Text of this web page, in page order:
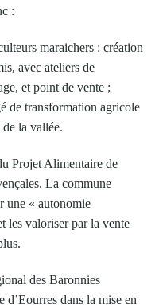
:
maraichers : création
avec ateliers de
et point de vente ;
de transformation agricole
la vallée.
Projet Alimentaire de
La commune
une « autonomie
les valoriser par la vente
des Baronnies
d’Eourres dans la mise en